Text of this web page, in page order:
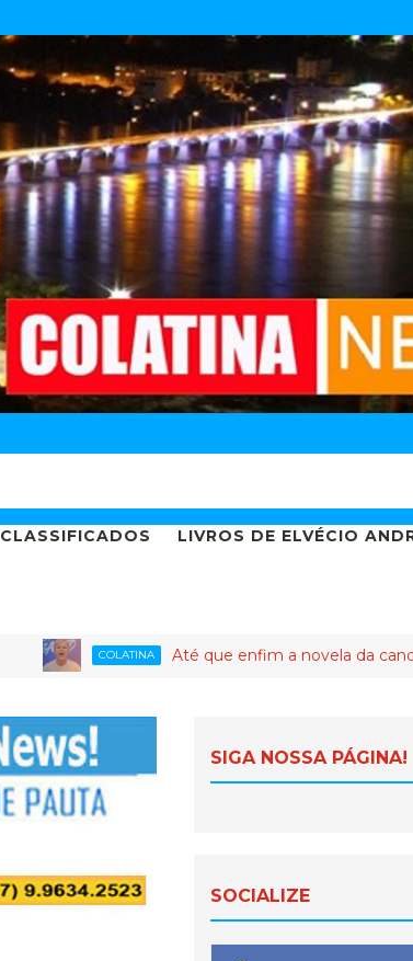
CLASSIFICADOS LIVROS DE ELVÉCIO
COLATINA Até que enfim a novela da candidatura
SIGA NOSSA PÁGINA!
SOCIALIZE